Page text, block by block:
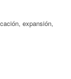
expansión,